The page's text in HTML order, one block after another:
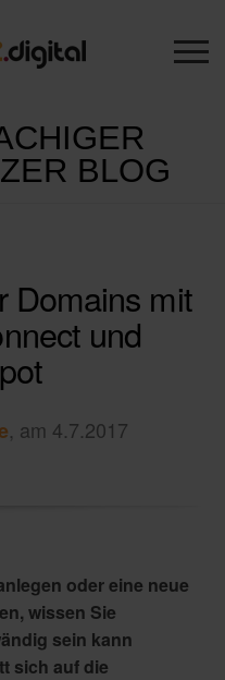
BLOG
Domains mit
und
, am 4.7.2017
oder eine neue
wissen Sie
sein kann
sich auf die